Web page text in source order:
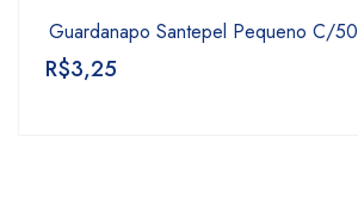
Guardanapo Santepel Pequeno C/50
R$3,25